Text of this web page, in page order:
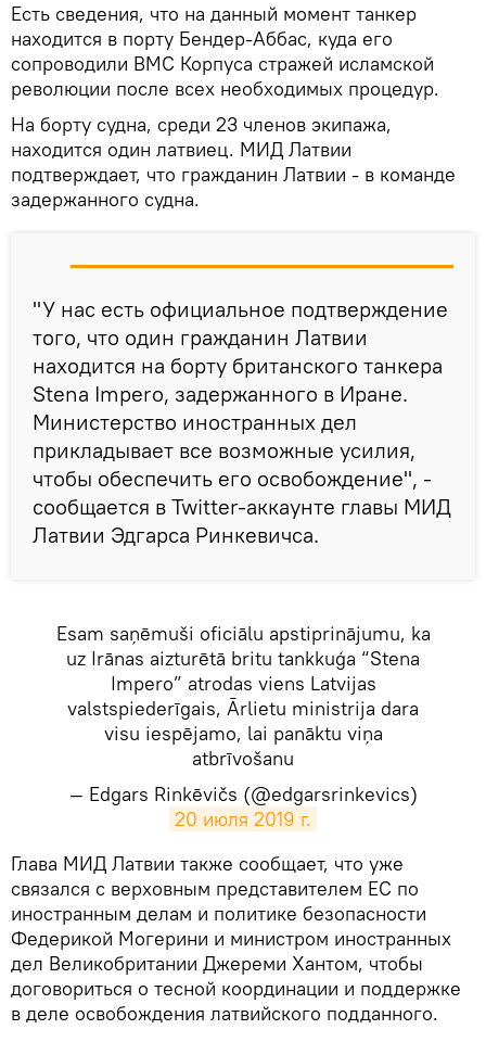
Есть сведения, что на данный момент танкер
находится в порту Бендер-Аббас, куда его
сопроводили ВМС Корпуса стражей исламской
революции после всех необходимых процедур.
На борту судна, среди 23 членов экипажа,
находится один латвиец. МИД Латвии
подтверждает, что гражданин Латвии - в команде
задержанного судна.
"У нас есть официальное подтверждение
того, что один гражданин Латвии
находится на борту британского танкера
Stena Impero, задержанного в Иране.
Министерство иностранных дел
прикладывает все возможные усилия,
чтобы обеспечить его освобождение", -
сообщается в Twitter-аккаунте главы МИД
Латвии Эдгарса Ринкевичса.
Esam saņēmuši oficiālu apstiprinājumu, ka
uz Irānas aizturētā britu tankkuģa “Stena
Impero” atrodas viens Latvijas
valstspiederīgais, Ārlietu ministrija dara
visu iespējamo, lai panāktu viņa
atbrīvošanu
— Edgars Rinkēvičs (@edgarsrinkevics)
20 июля 2019 г.
​Глава МИД Латвии также сообщает, что уже
связался с верховным представителем ЕС по
иностранным делам и политике безопасности
Федерикой Могерини и министром иностранных
дел Великобритании Джереми Хантом, чтобы
договориться о тесной координации и поддержке
в деле освобождения латвийского подданного.